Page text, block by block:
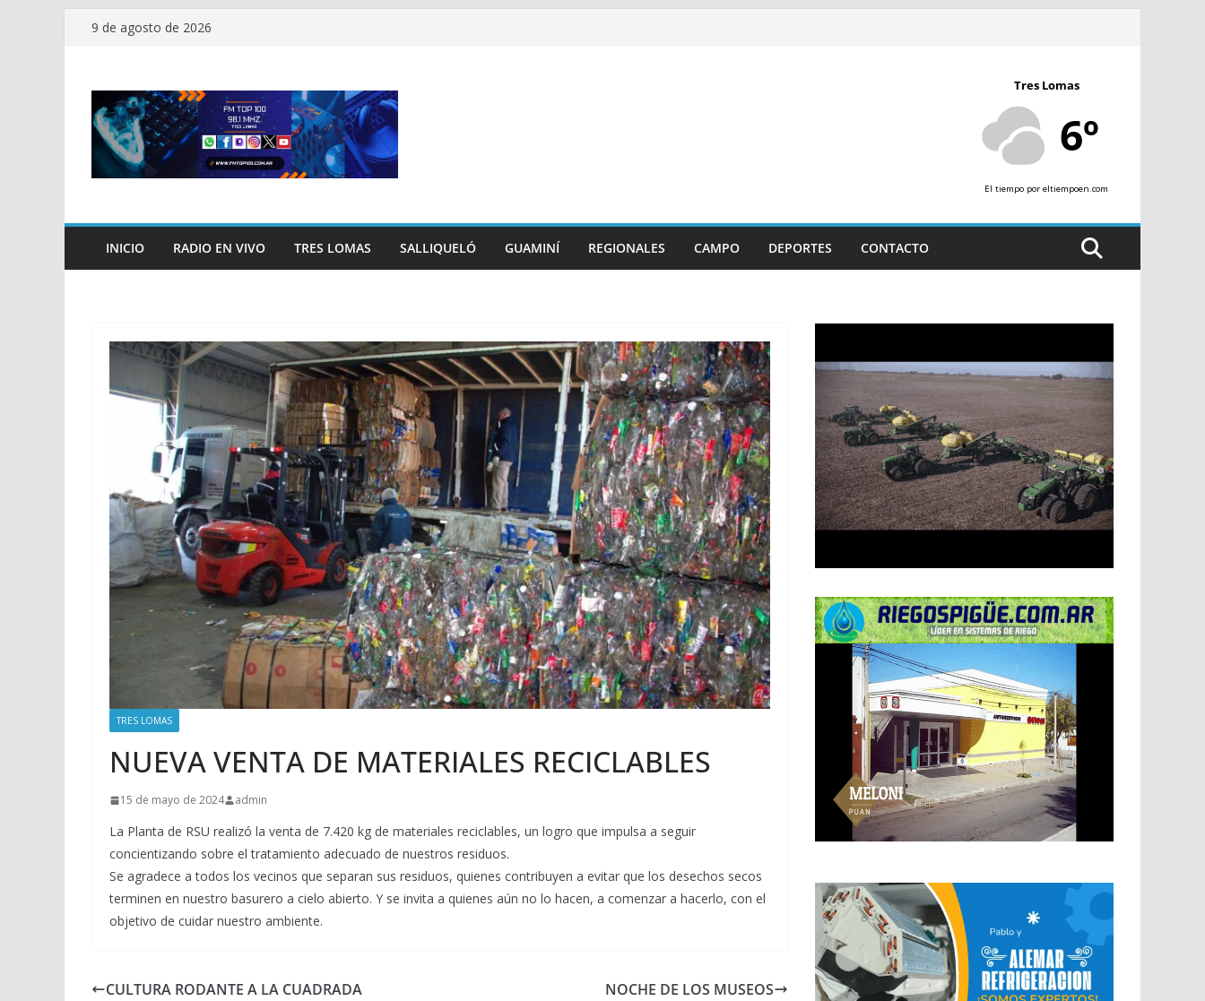
Saltar9 de agosto de 2026
Tres Lomas
6º
El tiempo por eltiempoen.com
INICIO RADIO EN VIVO TRES LOMAS SALLIQUELÓ GUAMINÍ REGIONALES CAMPO DEPORTES CONTACTO
TRES LOMAS
NUEVA VENTA DE MATERIALES RECICLABLES
15 de mayo de 2024 admin
La Planta de RSU realizó la venta de 7.420 kg de materiales reciclables, un logro que impulsa a seguir
concientizando sobre el tratamiento adecuado de nuestros residuos.
Se agradece a todos los vecinos que separan sus residuos, quienes contribuyen a evitar que los desechos secos
terminen en nuestro basurero a cielo abierto. Y se invita a quienes aún no lo hacen, a comenzar a hacerlo, con el
objetivo de cuidar nuestro ambiente.
CULTURA RODANTE A LA CUADRADA NOCHE DE LOS MUSEOS